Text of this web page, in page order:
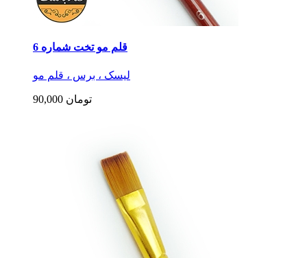
قلم مو تخت شماره 6
لیسک ، برس ، قلم مو
90,000 تومان